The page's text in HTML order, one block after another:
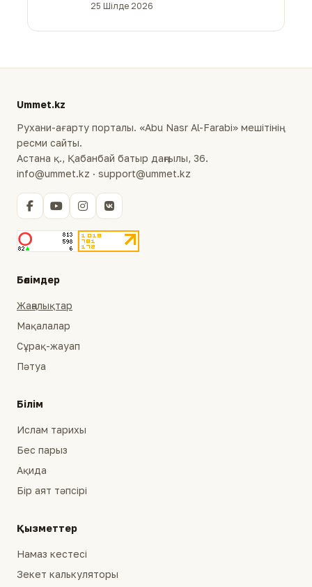
25 Шілде 2026
Ummet.kz
Рухани-ағарту порталы. «Abu Nasr Al-Farabi» мешітінің
ресми сайты.
Астана қ., Қабанбай батыр даңғылы, 36.
info@ummet.kz · support@ummet.kz
Бөлімдер
Жаңалықтар
Мақалалар
Сұрақ-жауап
Пәтуа
Білім
Ислам тарихы
Бес парыз
Ақида
Бір аят тәпсірі
Қызметтер
Намаз кестесі
Зекет калькуляторы